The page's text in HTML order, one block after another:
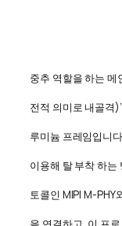
중추 역할을 하는 메
전적 의미로 내골격
루미늄 프레임입니
이용해 탈 부착 하는
토콜인 MIPI M-